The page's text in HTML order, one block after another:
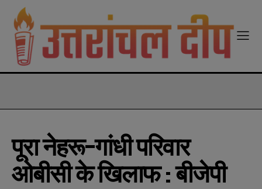
पूरा नेहरू-गांधी परिवार
ओबीसी के खिलाफ : बीजेपी